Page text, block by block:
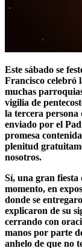
Este sábado se
Francisco celebró
muchas
vigilia de
la tercera
enviado por el
promesa
plenitud
nosotros.
Sí, una gran fiesta
momento, en
donde se
explicaron de su
cerrando con
manos por parte
anhelo de que no